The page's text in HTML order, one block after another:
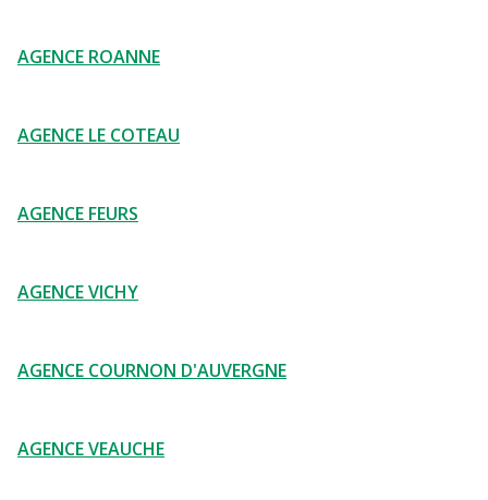
AGENCE ROANNE
AGENCE LE COTEAU
AGENCE FEURS
AGENCE VICHY
AGENCE COURNON D'AUVERGNE
AGENCE VEAUCHE